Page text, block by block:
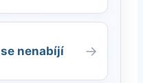
nenabíjí →